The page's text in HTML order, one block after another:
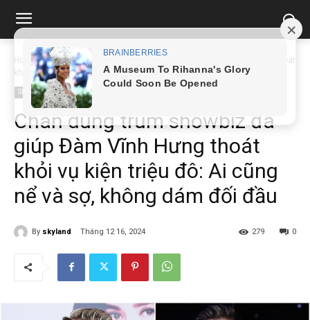
Home Showbiz
Chân dung trùm showbiz đã giúp Đàm Vĩnh Hưng thoát
khỏi vụ...
Showbiz
Chân dung trùm showbiz đã
giúp Đàm Vĩnh Hưng thoát
khỏi vụ kiện triệu đô: Ai cũng
nể và sợ, không dám đối đầu
By skyland Tháng 12 16, 2024 0
279